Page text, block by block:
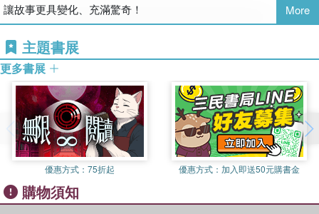
讓故事更具變化、充滿驚奇！
『故事骰』是一款口袋型看圖說故事遊戲，
任何年齡層的朋友均能藉此激發無窮盡的想像力。
這並不是一款競爭性遊戲，你可以單獨或者與朋友一同享受
【遊戲配件】
3顆故事骰
一份說明書
內含規則說明書（中文）
More
主題書展
更多書展
優惠方式： 75折起 優惠方式： 加入即送50元購書金
購物須知